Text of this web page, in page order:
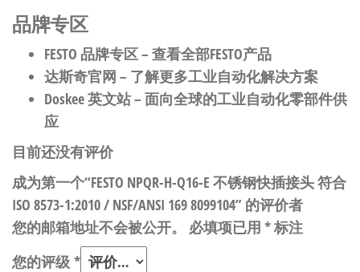
品牌专区
FESTO 品牌专区– 查看全部FESTO产品
达斯奇官网 – 了解更多工业自动化解决方案
Doskee 英文站– 面向全球的工业自动化零部件供
应
目前还没有评价
成为第一个“FESTO NPQR-H-Q16-E 不锈钢快插接头 符合
ISO 8573-1:2010 / NSF/ANSI 169 8099104” 的评价者
您的邮箱地址不会被公开。
必填项已用 *标注
您的评级 *